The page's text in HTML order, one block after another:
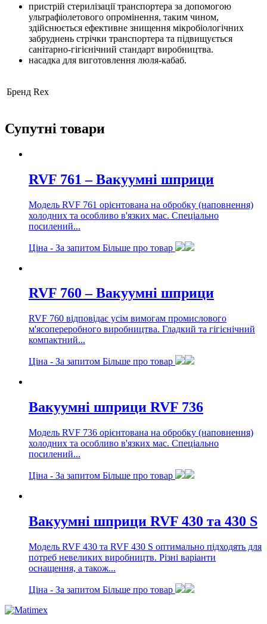
пристрій стерилізації транспортера за допомогою
ультрафіолетового опромінення, таким чином,
здійснюється ефективне знищення мікробіологічних
забруднень стрічки транспортера та підвищується
санітарно-гігієнічний стандарт виробництва.
насадка для виготовлення люля-кабаб.
Бренд Rex
Супутні товари
RVF 761 – Вакуумні шприци
Модель RVF 761 орієнтована на обробку (наповнення)
холодних та особливо в'язких мас. Спеціально
посилений...
Ціна - За запитом Більше про товар
RVF 760 – Вакуумні шприци
RVF 760 відповідає усім вимогам промислового
м'ясопереробного виробництва. Гладкий та гігієнічний
компактний...
Ціна - За запитом Більше про товар
Вакуумні шприци RVF 736
Модель RVF 736 орієнтована на обробку (наповнення)
холодних та особливо в'язких мас. Спеціально
посилений...
Ціна - За запитом Більше про товар
Вакуумні шприци RVF 430 та 430 S
Модель RVF 430 та RVF 430 S оптимально підходять для
потреб невеликих виробництв. Різні варіанти
оснащення, а також...
Ціна - За запитом Більше про товар